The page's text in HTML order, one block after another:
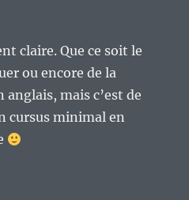
claire. Que ce soit le
ou encore de la
mais c’est de
cursus minimal en